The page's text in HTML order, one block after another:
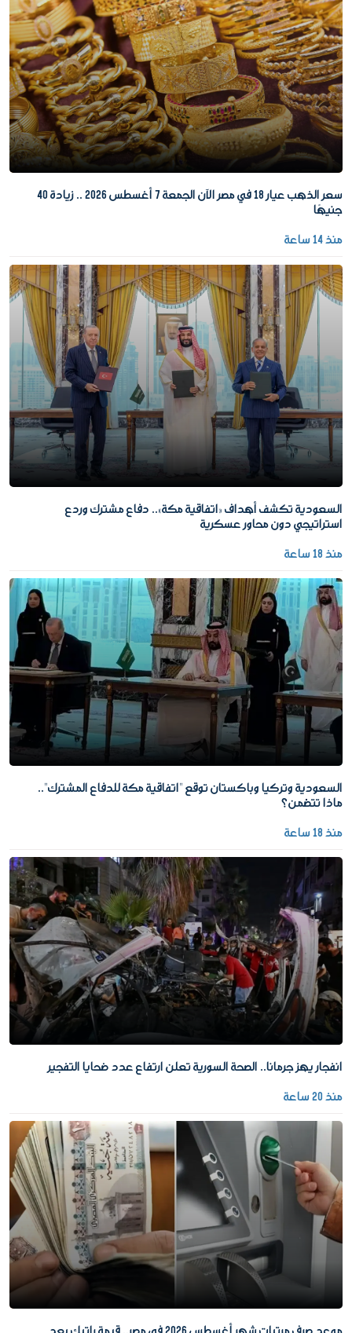
سعر الذهب عيار 18 في مصر الآن الجمعة 7 أغسطس 2026 .. زيادة 40
جنيهًا
منذ 14 ساعة
السعودية تكشف أهداف «اتفاقية مكة».. دفاع مشترك وردع
استراتيجي دون محاور عسكرية
منذ 18 ساعة
السعودية وتركيا وباكستان توقع "اتفاقية مكة للدفاع المشترك"..
ماذا تتضمن؟
منذ 18 ساعة
انفجار يهز جرمانا.. الصحة السورية تعلن ارتفاع عدد ضحايا التفجير
منذ 20 ساعة